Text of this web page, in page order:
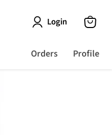
Login
Orders Profile